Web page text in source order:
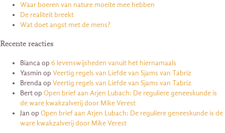
Waar boeren van nature moeite mee hebben
De realiteit breekt
Wat doet angst met de mens?
Recente reacties
Biancaop 6 levenswijsheden vanuit het hiernamaals
Yasmin op Veertig regels van Liefde van Sjams van Tabriz
Brendaop Veertig regels van Liefde van Sjams van Tabriz
Bertop Open brief aan Arjen Lubach: De reguliere geneeskunde is
de ware kwakzalverij door Mike Verest
Jan op Open brief aan Arjen Lubach: De reguliere geneeskunde is de
ware kwakzalverij door Mike Verest